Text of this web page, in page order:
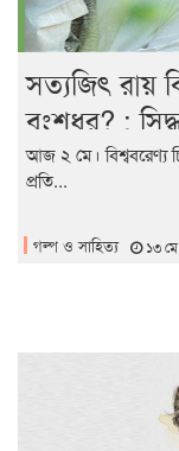
সত্যজিৎ রায়
বংশধর? :
আজ ২ মে। বিশ্ববরেণ্য
প্রতি...
গল্প ও সাহিত্য ১৩